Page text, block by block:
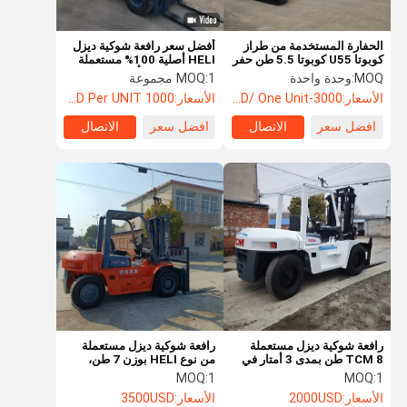
أفضل سعر رافعة شوكية ديزل
HELI أصلية 100% مستعملة
بسعة 2.5 طن بأداء جيد وعمل
جيد رافعة شوكية HELI 2.5
مستعملة
MOQ:1 مجموعة
الأسعار:1000 USD Per UNIT
افضل سعر
الاتصال
الحفارة المستخدمة من طراز
كوبوتا U55 كوبوتا 5.5 طن حفر
كوبوتا U55 U35 U17
MOQ: وحدة واحدة
الأسعار:3000-5000USD/ One Unit
افضل سعر
الاتصال
رافعة شوكية ديزل مستعملة
من نوع HELI بوزن 7 طن،
مع صاري مزدوج المراحل
MOQ:1
الأسعار:3500USD
رافعة شوكية ديزل مستعملة
TCM 8 طن بمدى 3 أمتار في
المستودعات المفتوحة
MOQ:1
الأسعار:2000USD